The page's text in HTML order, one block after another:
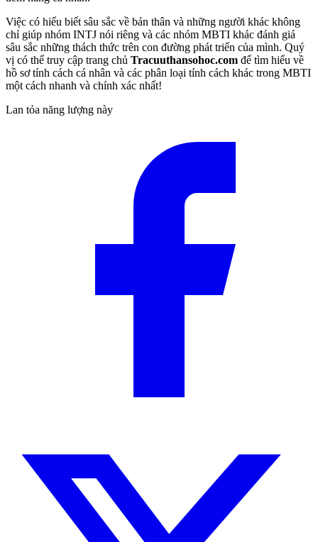
Việc có hiểu biết sâu sắc về bản thân và những người khác không
chỉ giúp nhóm INTJ nói riêng và các nhóm MBTI khác đánh giá
sâu sắc những thách thức trên con đường phát triển của mình. Quý
vị có thể truy cập trang chủ Tracuuthansohoc.com để tìm hiểu về
hồ sơ tính cách cá nhân và các phân loại tính cách khác trong MBTI
một cách nhanh và chính xác nhất!
Lan tỏa năng lượng này